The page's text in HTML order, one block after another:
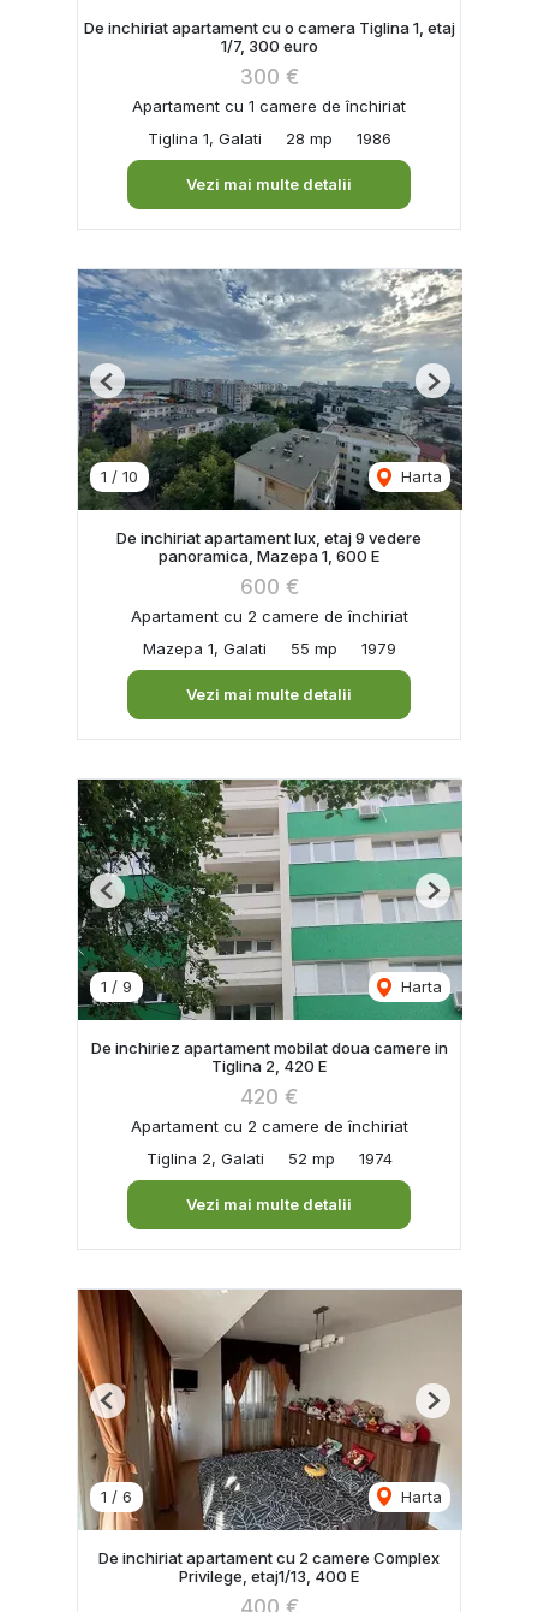
De inchiriat apartament cu o camera Tiglina 1, etaj
1/7, 300 euro
300 €
Apartament cu 1 camere de închiriat
Tiglina 1, Galati
28 mp 1986
Vezi mai multe detalii
1 / 10 Harta
Previous Next
De inchiriat apartament lux, etaj 9 vedere
panoramica, Mazepa 1, 600 E
600 €
Apartament cu 2 camere de închiriat
Mazepa 1, Galati
55 mp 1979
Vezi mai multe detalii
1 / 9 Harta
Previous Next
De inchiriez apartament mobilat doua camere in
Tiglina 2, 420 E
420 €
Apartament cu 2 camere de închiriat
Tiglina 2, Galati
52 mp 1974
Vezi mai multe detalii
1 / 6 Harta
Previous Next
De inchiriat apartament cu 2 camere Complex
Privilege, etaj1/13, 400 E
400 €